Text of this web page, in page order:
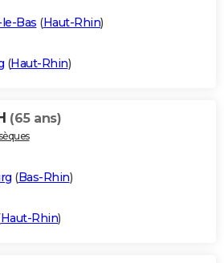
Bas (Haut-Rhin)
(Haut-Rhin)
(65 ans)
(Bas-Rhin)
Haut-Rhin)